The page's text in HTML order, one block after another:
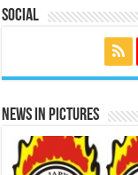
Social
News in Pictures